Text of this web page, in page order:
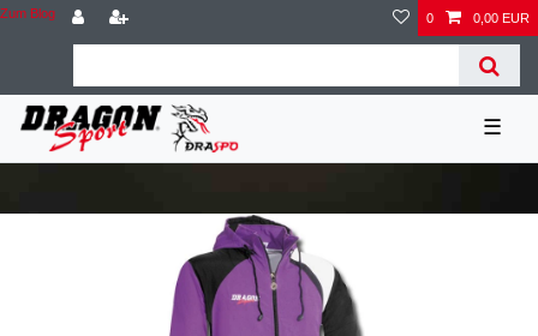
Zum Blog 0 0,00 EUR
☰